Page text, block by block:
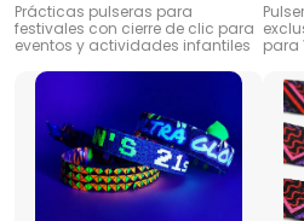
Prácticas pulseras para
festivales con cierre de clic para
eventos y actividades infantiles
para